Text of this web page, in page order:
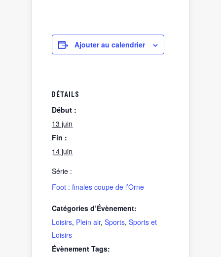
Ajouter au calendrier
DÉTAILS
Début :
13 juin
Fin :
14 juin
Série :
Foot : finales coupe de l’Orne
Catégories d’Évènement:
Loisirs, Plein air, Sports, Sports et
Loisirs
Évènement Tags: